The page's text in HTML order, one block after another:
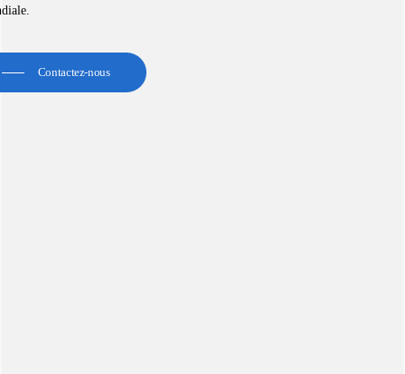
Contactez-nous